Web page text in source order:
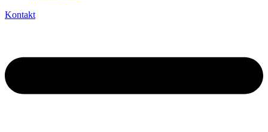
Kontakt